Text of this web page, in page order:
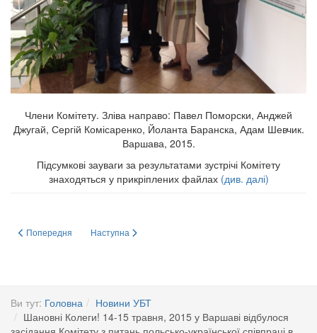
Члени Комітету. Зліва направо: Павел Поморски, Анджей
Джугай, Сергій Комісаренко, Йоланта Баранска, Адам Шевчик.
Варшава, 2015.
Підсумкові зауваги за результатами зустрічі Комітету
знаходяться у прикріплених файлах (див. далі)
Попередня стаття: Підсумкові зауваги за результатами зустрічі
Попередня Наступна стаття: VIII Парнасівська конференція з
Наступна
Ви тут: Головна
Новини УБТ
Шановні Колеги! 14-15 травня, 2015 у Варшаві відбулося